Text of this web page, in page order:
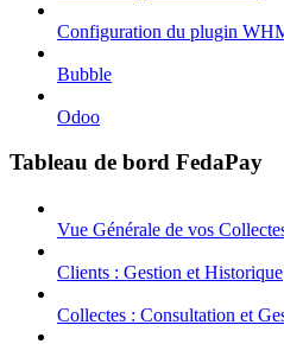
Configuration du plugin
Bubble
Odoo
Tableau de bord FedaPay
Vue Générale de vos
Clients : Gestion et Historique
Collectes : Consultation et